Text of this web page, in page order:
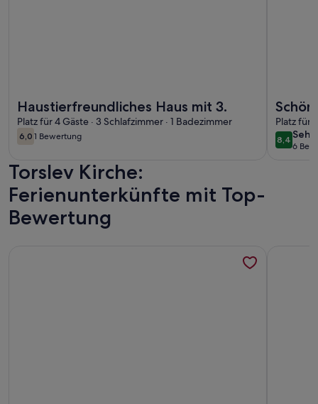
Haustierfreundliches Haus mit 3.
Platz für 4 Gäste · 3 Schlafzimmer · 1 Badezimmer
6,06,0 von 10
1 Bewertung
(1
in.
Platz für
8,48,4 von
sehr
gut
6
(6
Torslev Kirche:
Ferienunterkünfte mit Top-
Bewertung
Weitere Infos zu Schönes Haus in Blokhus mit Sauna